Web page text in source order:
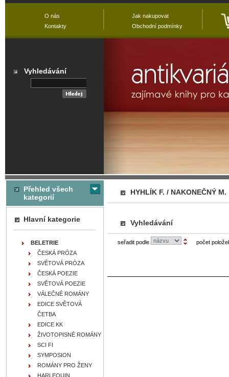
HYHLÍK F. / NAKONEČNÝ M.
Vyhledávání
seřadit podle počet
Přehled všech
kategorií
Hlavní kategorie
BELETRIE
ČESKÁ PRÓZA
SVĚTOVÁ PRÓZA
ČESKÁ POEZIE
SVĚTOVÁ POEZIE
VÁLEČNÉ ROMÁNY
EDICE SVĚTOVÁ
ČETBA
EDICE KK
ŽIVOTOPISNÉ ROMÁNY
SCI FI
SYMPOSION
ROMÁNY PRO ŽENY
HARLEQUIN
O nás
Kontakty
Jak nakupovat
Obchodní podmínky
Vyhledávání